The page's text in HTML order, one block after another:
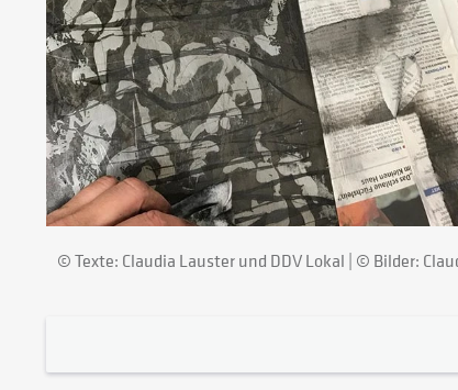
© Texte: Claudia Lauster und DDV Lokal | © Bilder: